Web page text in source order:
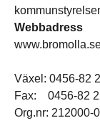
Webbadress
Växel: 0456-82
Fax: 0456-82
Org.nr: 212000-